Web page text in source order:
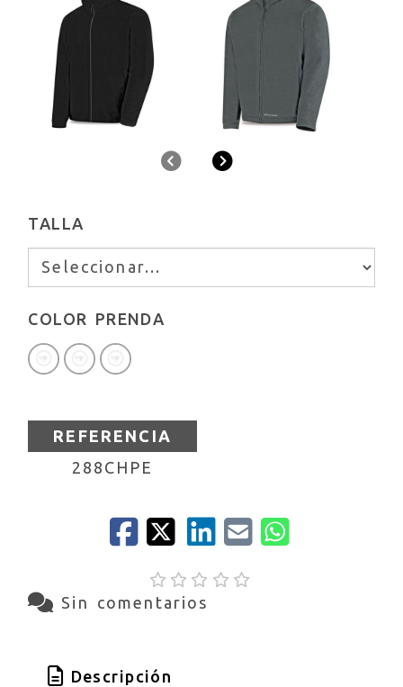
AnteriorSiguiente
TALLA
COLOR PRENDA
REFERENCIA
288CHPE
Sin comentarios
Descripción